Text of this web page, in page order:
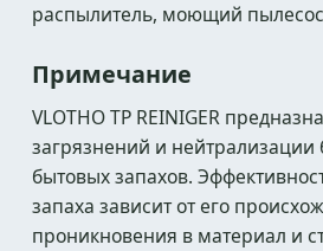
распылитель, моющий пылесос
Примечание
VLOTHO TP REINIGER
загрязнений и нейтрализации
бытовых запахов.
запаха зависит от его
проникновения в материал и